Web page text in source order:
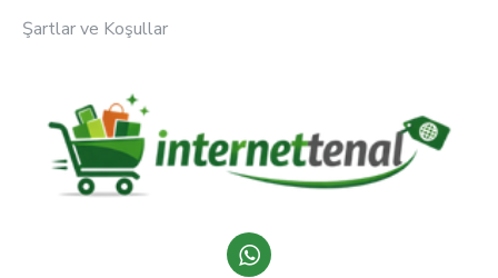
Şartlar ve Koşullar